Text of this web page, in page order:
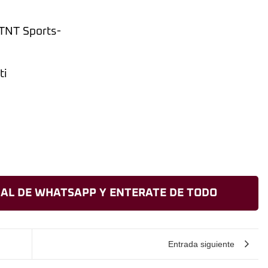
Sports-
DE WHATSAPP Y ENTERATE DE TODO
Entrada siguiente